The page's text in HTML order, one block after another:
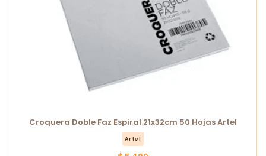
Croquera Doble Faz Espiral 21x32cm 50 Hojas Artel
Artel